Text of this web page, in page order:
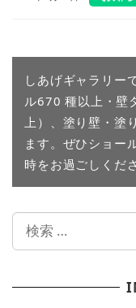
しあげギャラリー
ル670 種以上・壁
上）、塗り壁・塗
ます。ぜひショー
時をお過ごしくだ